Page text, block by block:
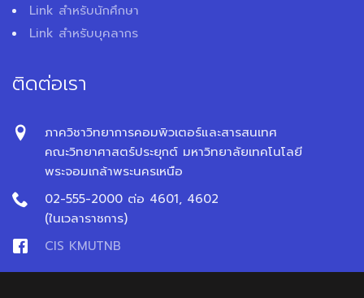
Link สำหรับนักศึกษา
Link สำหรับบุคลากร
ติดต่อเรา
ภาควิชาวิทยาการคอมพิวเตอร์และสารสนเทศ
คณะวิทยาศาสตร์ประยุกต์ มหาวิทยาลัยเทคโนโลยี
พระจอมเกล้าพระนครเหนือ
02-555-2000 ต่อ 4601, 4602
(ในเวลาราชการ)
CIS KMUTNB